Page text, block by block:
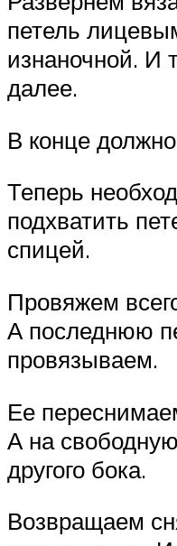
петель
изнаночной. И
далее.
В конце
Теперь
подхватить
спицей.
Провяжем
А последнюю
провязываем.
Ее
А на
другого бока.
Возвращаем